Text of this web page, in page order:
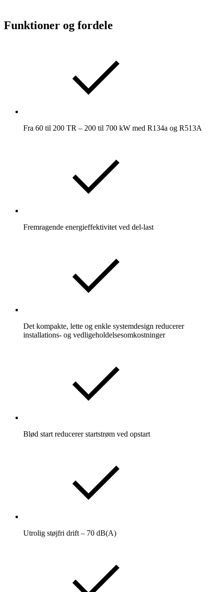
Funktioner og fordele
Fra 60 til 200 TR – 200 til 700 kW med R134a og R513A
Fremragende energieffektivitet ved del-last
Det kompakte, lette og enkle systemdesign reducerer
installations- og vedligeholdelsesomkostninger
Blød start reducerer startstrøm ved opstart
Utrolig støjfri drift – 70 dB(A)